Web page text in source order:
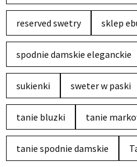
reserved swetry sklep
spodnie damskie eleganckie
sukienki sweter w paski
tanie bluzki tanie
tanie spodnie damskie